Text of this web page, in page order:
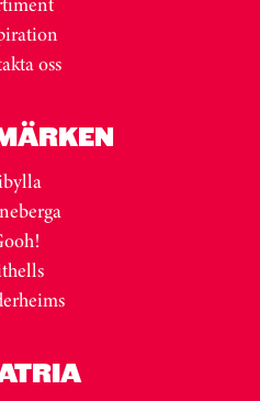
oss